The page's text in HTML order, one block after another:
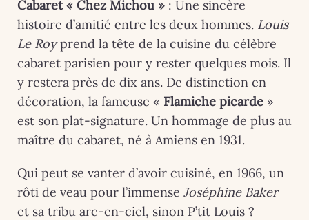
Cabaret « Chez Michou » : Une sincère
histoire d’amitié entre les deux hommes. Louis
Le Royprend la tête de la cuisine du célèbre
cabaret parisien pour y rester quelques mois. Il
y restera près de dix ans. De distinction en
décoration, la fameuse « Flamiche picarde »
est son plat-signature. Un hommage de plus au
maître du cabaret, né à Amiens en 1931.
Qui peut se vanter d’avoir cuisiné, en 1966, un
rôti de veau pour l’immense Joséphine Baker
et sa tribu arc-en-ciel, sinon P’tit Louis ?